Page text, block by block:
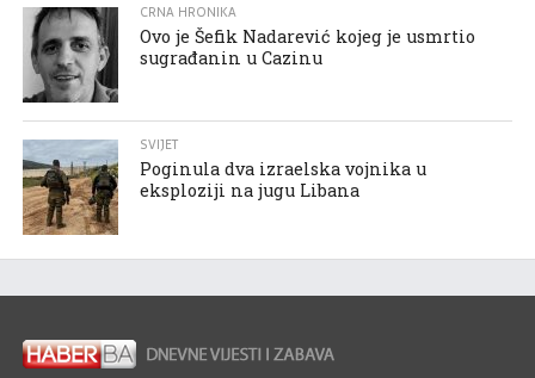
CRNA HRONIKA
Ovo je Šefik Nadarević kojeg je usmrtio
sugrađanin u Cazinu
SVIJET
Poginula dva izraelska vojnika u
eksploziji na jugu Libana